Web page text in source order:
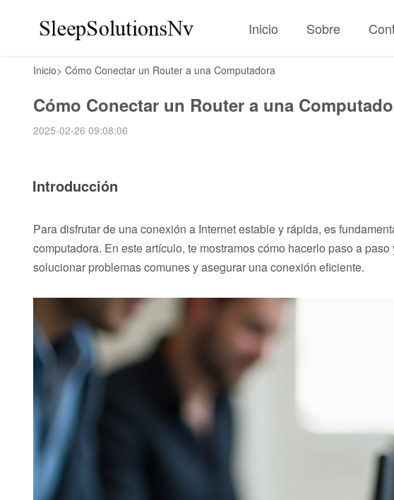
Inicio Sobre
Inicio> Cómo Conectar un Router a una Computadora
Cómo Conectar un Router a una
2025-02-26 09:08:06
Introducción
Para disfrutar de una conexión a Internet estable y rápida, es
computadora. En este artículo, te mostramos cómo hacerlo paso a
solucionar problemas comunes y asegurar una conexión eficiente.